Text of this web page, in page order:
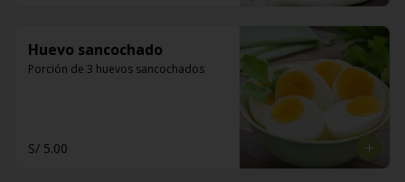
Huevo sancochado
Porción de 3 huevos sancochados
S/ 5.00